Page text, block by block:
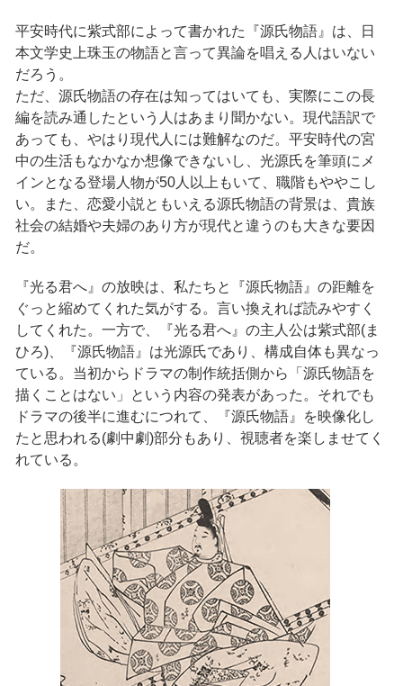
平安時代に紫式部によって書かれた『源氏物語』は、日
本文学史上珠玉の物語と言って異論を唱える人はいない
だろう。
ただ、源氏物語の存在は知ってはいても、実際にこの長
編を読み通したという人はあまり聞かない。現代語訳で
あっても、やはり現代人には難解なのだ。平安時代の宮
中の生活もなかなか想像できないし、光源氏を筆頭にメ
インとなる登場人物が50人以上もいて、職階もややこし
い。また、恋愛小説ともいえる源氏物語の背景は、貴族
社会の結婚や夫婦のあり方が現代と違うのも大きな要因
だ。
『光る君へ』の放映は、私たちと『源氏物語』の距離を
ぐっと縮めてくれた気がする。言い換えれば読みやすく
してくれた。一方で、『光る君へ』の主人公は紫式部(ま
ひろ)、『源氏物語』は光源氏であり、構成自体も異なっ
ている。当初からドラマの制作統括側から「源氏物語を
描くことはない」という内容の発表があった。それでも
ドラマの後半に進むにつれて、『源氏物語』を映像化し
たと思われる(劇中劇)部分もあり、視聴者を楽しませてく
れている。